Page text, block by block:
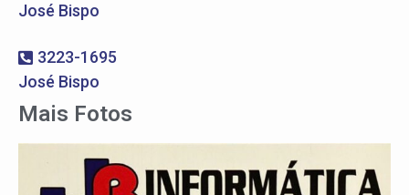
José Bispo
3223-1695
José Bispo
Mais Fotos